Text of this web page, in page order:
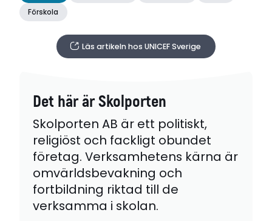
Förskola
Läs artikeln hos UNICEF Sverige
Det här är Skolporten
Skolporten AB är ett politiskt,
religiöst och fackligt obundet
företag. Verksamhetens kärna är
omvärldsbevakning och
fortbildning riktad till de
verksamma i skolan.